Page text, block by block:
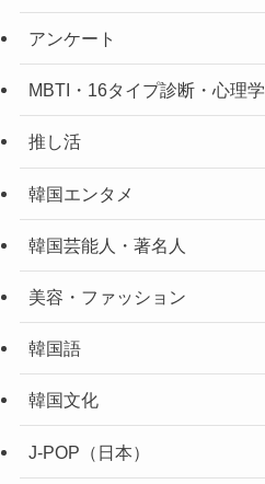
アンケート
MBTI・16タイプ診断・心理学
推し活
韓国エンタメ
韓国芸能人・著名人
美容・ファッション
韓国語
韓国文化
J-POP（日本）